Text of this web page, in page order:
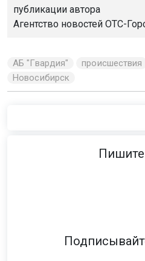
публикации автора
Агентство новостей ОТС-
АБ "Гвардия" происшествия
Новосибирск